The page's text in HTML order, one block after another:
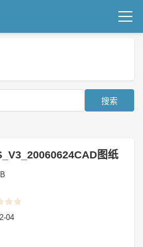
搜索
图纸
04